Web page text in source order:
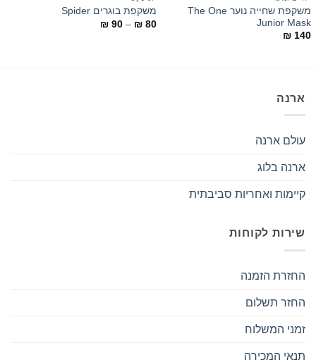
משקפת שחייה נוער The One
Junior Mask
₪ 140
משקפת בוגרים Spider
₪ 80
–
₪ 90
ארנה
עולם ארנה
ארנה בלוג
קיימות ואחריות סביבתית
שירות לקוחות
החזרת הזמנה
החזר תשלום
זמני המשלוח
תנאי המכירה